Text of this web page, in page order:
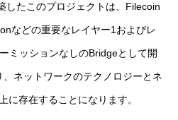
したこのプロジェクトは、Filecoin
などの重要なレイヤー1およびレ
ミッションなしのBridgeとして開
ネットワークのテクノロジーとネ
に存在することになります。